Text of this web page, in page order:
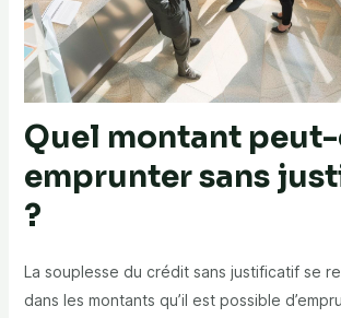
Quel montant
emprunter sans
?
La souplesse du crédit sans justificatif se
dans les montants qu’il est possible